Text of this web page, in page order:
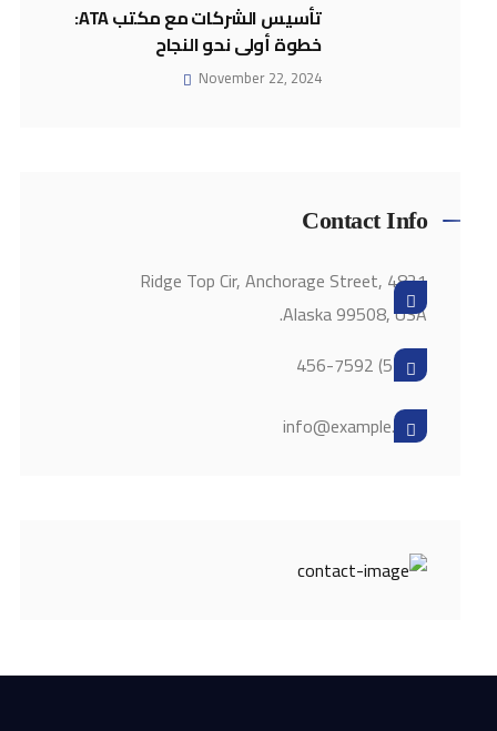
تأسيس الشركات مع مكتب ATA:
خطوة أولى نحو النجاح
November 22, 2024
Contact Info
4821 Ridge Top Cir, Anchorage Street,
Alaska 99508, USA.
+(528) 456-7592
info@example.com